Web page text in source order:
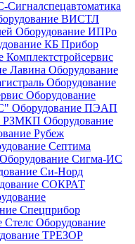
ВИСТЛ
Оборудование ИПРо
КБ Прибор
Комплектстройсервис
Лавина Оборудование
Оборудование
Оборудование
Оборудование ПЭАП
РЗМКП Оборудование
Рубеж
Септима
Оборудование Сигма-ИС
Си-Норд
СОКРАТ
Спецприбор
Стелс Оборудование
ТРЕЗОР